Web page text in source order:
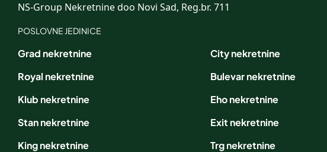
NS-Group Nekretnine doo Novi Sad, Reg.br. 711
POSLOVNE JEDINICE
Grad nekretnine City nekretnine
Royal nekretnine
Bulevar nekretnine
Klub nekretnine
Eho nekretnine
Stan nekretnine
Exit nekretnine
King nekretnine
Trg nekretnine